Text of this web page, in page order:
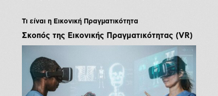
Τι είναι η Εικονική Πραγματικότητα
Σκοπός της Εικονικής Πραγματικότητας (VR)